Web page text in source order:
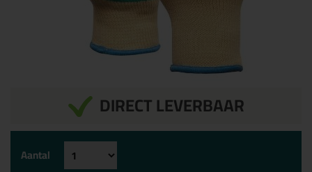
DIRECT LEVERBAAR
Aantal